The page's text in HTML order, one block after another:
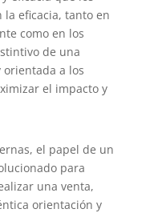
la eficacia, tanto en
como en los
de una
a los
el impacto y
el papel de un
para
una venta,
orientación y